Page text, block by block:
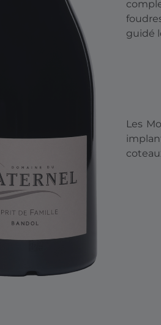
guidé
Les